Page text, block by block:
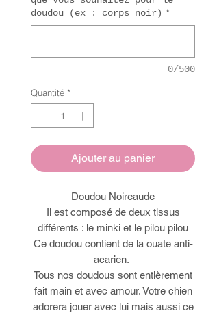
doudou (ex : corps noir) *
0/500
Quantité *
Ajouter au panier
Doudou Noireaude
Il est composé de deux tissus
différents : le minki et le pilou pilou
Ce doudou contient de la ouate anti-
acarien.
Tous nos doudous sont entièrement
fait main et avec amour. Votre chien
adorera jouer avec lui mais aussi ce